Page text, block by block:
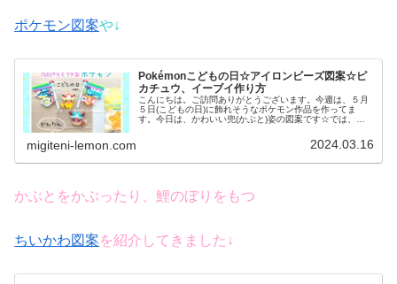
ポケモン図案や↓
Pokémonこどもの日☆アイロンビーズ図案☆ピ
カチュウ、イーブイ作り方
こんにちは。ご訪問ありがとうございます。今週は、５月
５日(こどもの日)に飾れそうなポケモン作品を作ってま
す。今日は、かわいい兜(かぶと)姿の図案です☆では、本
migiteni-lemon.com 2024.03.16
かぶとをかぶったり、鯉のぼりをもつ
ちいかわ図案を紹介してきました↓